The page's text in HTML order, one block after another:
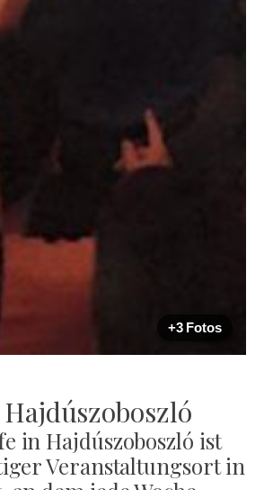
+3 Fotos
in Hajdúszoboszló ist
Veranstaltungsort in